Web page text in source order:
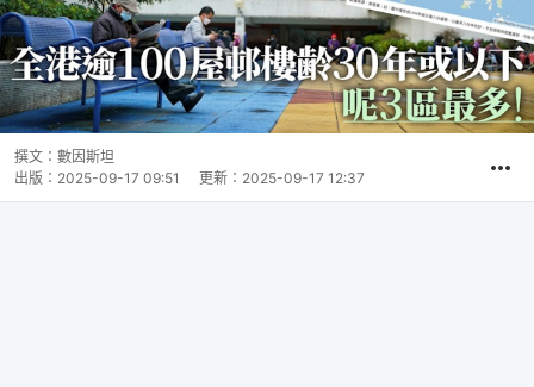
撰文： 數因斯坦
出版： 2025-09-17 09:51 更新： 2025-09-17 12:37